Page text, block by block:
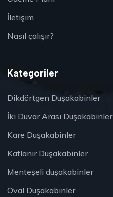
İletişim
Nasıl çalışır?
Kategoriler
Dikdörtgen Duşakabinler
İki Duvar Arası Duşakabinler
Kare Duşakabinler
Katlanır Duşakabinler
Menteşeli duşakabinler
Oval Duşakabinler